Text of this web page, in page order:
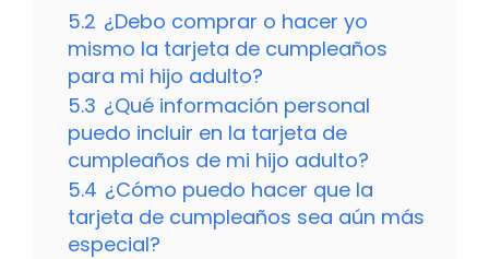
5.2 ¿Debo comprar o hacer yo
mismo la tarjeta de cumpleaños
para mi hijo adulto?
5.3 ¿Qué información personal
puedo incluir en la tarjeta de
cumpleaños de mi hijo adulto?
5.4 ¿Cómo puedo hacer que la
tarjeta de cumpleaños sea aún más
especial?